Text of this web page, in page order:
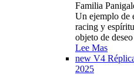
Familia
Un ejemplo de
racing y
objeto de
Lee Mas
new V4
2025